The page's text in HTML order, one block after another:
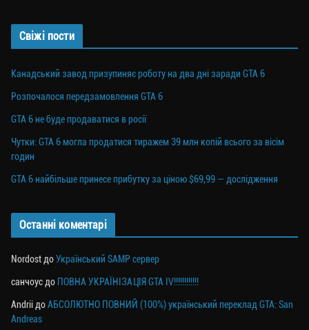
Свіжі пости
Канадський завод призупиняє роботу на два дні заради GTA 6
Розпочалося передзамовлення GTA 6
GTA 6 не буде продаватися в росії
Чутки: GTA 6 могла продатися тиражем 39 млн копій всього за вісім
годин
GTA 6 найбільше принесе прибутку за ціною $69,99 — дослідження
Останні коментарі
NordostдоУкраїнський SAMP сервер
санчоусдо ПОВНА УКРАЇНІЗАЦІЯ GTA IV!!!!!!!!!!!!
AndriiдоАБСОЛЮТНО ПОВНИЙ (100%) український переклад GTA: San
Andreas